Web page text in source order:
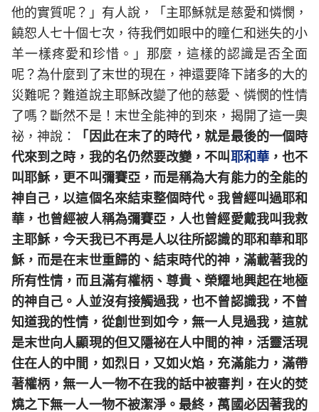
他的實質呢？」有人說，「主耶穌就是慈愛和憐憫，
饒恕人七十個七次，待我們如眼中的瞳仁和迷失的小
羊一樣疼愛和珍惜。」那麼，這樣的認識是否全面
呢？為什麼到了末世的現在，神還要降下諸多的大的
災難呢？難道說主耶穌改變了他的慈愛、憐憫的性情
了嗎？斷然不是！末世全能神的到來，揭開了這一奧
祕，神說：
「因此在末了的時代，就是最後的一個時
代來到之時，我的名仍然要改變，不叫耶和華，也不
叫耶穌，更不叫彌賽亞，而是稱為大有能力的全能的
神自己，以這個名來結束整個時代。我曾經叫過耶和
華，也曾經被人稱為彌賽亞，人也曾經愛戴我叫我救
主耶穌，今天我已不再是人以往所認識的耶和華和耶
穌，而是在末世重歸的、結束時代的神，滿載著我的
所有性情，而且滿有權柄、尊貴、榮耀地興起在地極
的神自己。人並沒有接觸過我，也不曾認識我，不曾
知道我的性情，從創世到如今，無一人見過我，這就
是末世向人顯現的但又隱祕在人中間的神，活靈活現
住在人的中間，如烈日，又如火焰，充滿能力，滿帶
著權柄，無一人一物不在我的話中被審判，在火的焚
燒之下無一人一物不被潔淨。最終，萬國必因著我的